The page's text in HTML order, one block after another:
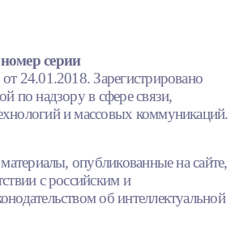
серии
24.01.2018. Зарегистрировано
по надзору в сфере связи,
и массовых коммуникаций.
опубликованные на сайте,
с российским и
об интеллектуальной